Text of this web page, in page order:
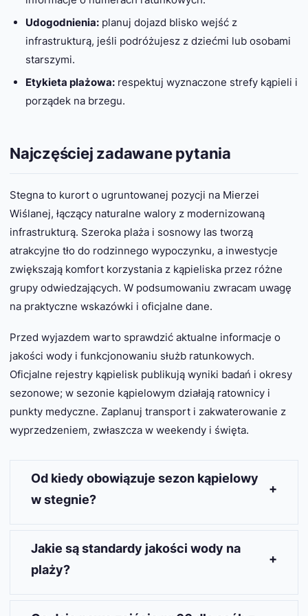
Udogodnienia:planuj dojazd blisko wejść z
infrastrukturą, jeśli podróżujesz z dziećmi lub osobami
starszymi.
Etykieta plażowa:respektuj wyznaczone strefy kąpieli i
porządek na brzegu.
Najczęściej zadawane pytania
Stegna to kurort o ugruntowanej pozycji na Mierzei
Wiślanej, łączący naturalne walory z modernizowaną
infrastrukturą. Szeroka plaża i sosnowy las tworzą
atrakcyjne tło do rodzinnego wypoczynku, a inwestycje
zwiększają komfort korzystania z kąpieliska przez różne
grupy odwiedzających. W podsumowaniu zwracam uwagę
na praktyczne wskazówki i oficjalne dane.
Przed wyjazdem warto sprawdzić aktualne informacje o
jakości wody i funkcjonowaniu służb ratunkowych.
Oficjalne rejestry kąpielisk publikują wyniki badań i okresy
sezonowe; w sezonie kąpielowym działają ratownicy i
punkty medyczne. Zaplanuj transport i zakwaterowanie z
wyprzedzeniem, zwłaszcza w weekendy i święta.
Od kiedy obowiązuje sezon kąpielowy
w stegnie?
ustalony na okres8 lipca 2025 – 31 sierpnia 2025
podstawowe punkty obsługi plażowej. Poza
Jakie są standardy jakości wody na
plaży?